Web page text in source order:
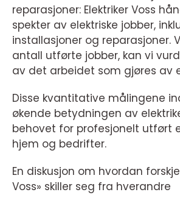
reparasjoner: Elektriker Voss
spekter av elektriske jobber,
installasjoner og reparasjoner.
antall utførte jobber, kan vi
av det arbeidet som gjøres av
Disse kvantitative målingene
økende betydningen av
behovet for profesjonelt utført
hjem og bedrifter.
En diskusjon om hvordan
Voss» skiller seg fra hverandre